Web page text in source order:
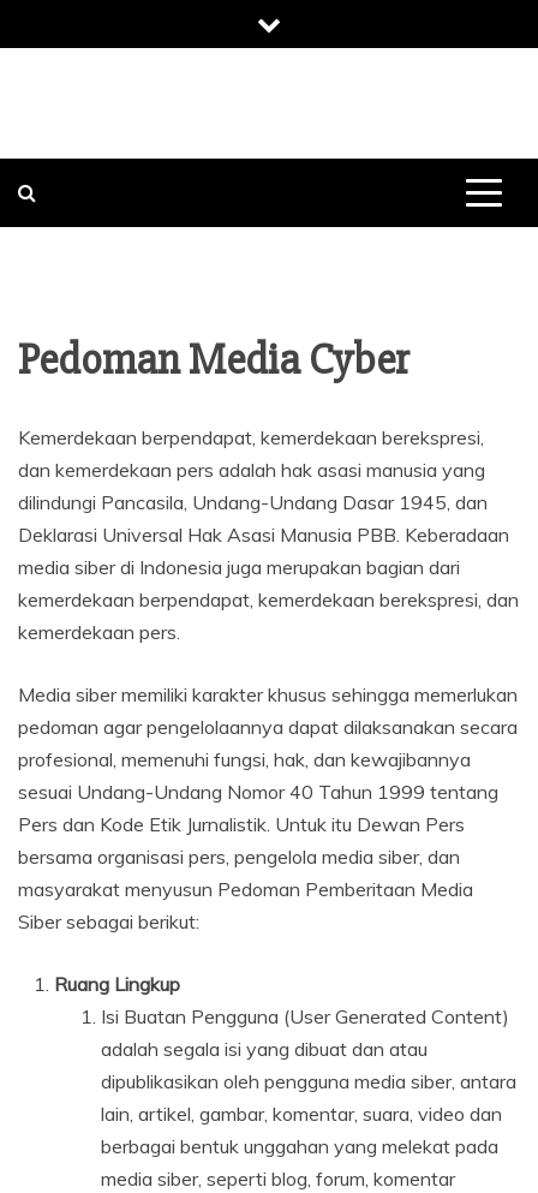
to
Pedoman Media Cyber
Kemerdekaan berpendapat, kemerdekaan berekspresi,
dan kemerdekaan pers adalah hak asasi manusia yang
dilindungi Pancasila, Undang-Undang Dasar 1945, dan
Deklarasi Universal Hak Asasi Manusia PBB. Keberadaan
media siber di Indonesia juga merupakan bagian dari
kemerdekaan berpendapat, kemerdekaan berekspresi, dan
kemerdekaan pers.
Media siber memiliki karakter khusus sehingga memerlukan
pedoman agar pengelolaannya dapat dilaksanakan secara
profesional, memenuhi fungsi, hak, dan kewajibannya
sesuai Undang-Undang Nomor 40 Tahun 1999 tentang
Pers dan Kode Etik Jurnalistik. Untuk itu Dewan Pers
bersama organisasi pers, pengelola media siber, dan
masyarakat menyusun Pedoman Pemberitaan Media
Siber sebagai berikut:
Ruang Lingkup
Isi Buatan Pengguna (User Generated Content)
adalah segala isi yang dibuat dan atau
dipublikasikan oleh pengguna media siber, antara
lain, artikel, gambar, komentar, suara, video dan
berbagai bentuk unggahan yang melekat pada
media siber, seperti blog, forum, komentar